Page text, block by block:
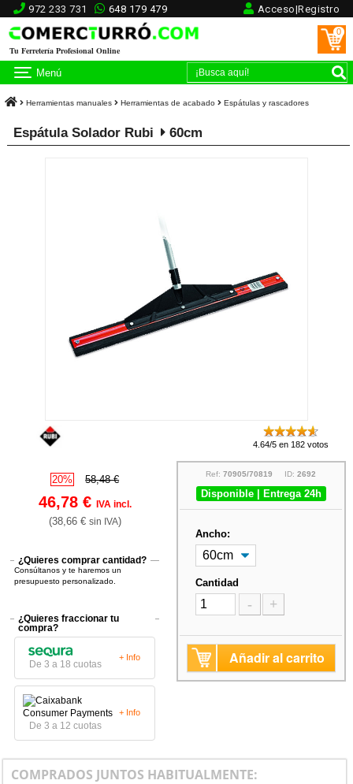
972 233 731 648 179 479 Acceso|Registro
Tu Ferretería Profesional Online
0
Menú
Herramientas manuales Herramientas de acabado Espátulas y rascadores
Espátula Solador Rubi 60cm
4.64/5 en 182 votos
20% 58,48 €
46,78 € IVA incl.
(38,66 € sin IVA)
¿Quieres comprar cantidad?
Consúltanos y te haremos un
presupuesto personalizado.
¿Quieres fraccionar tu
compra?
De 3 a 18 cuotas
+ Info
De 3 a 12 cuotas
+ Info
Ref:70905/70819 ID:2692
Disponible | Entrega 24h
Ancho:
Cantidad
- +
Añadir al carrito
COMPRADOS JUNTOS HABITUALMENTE: